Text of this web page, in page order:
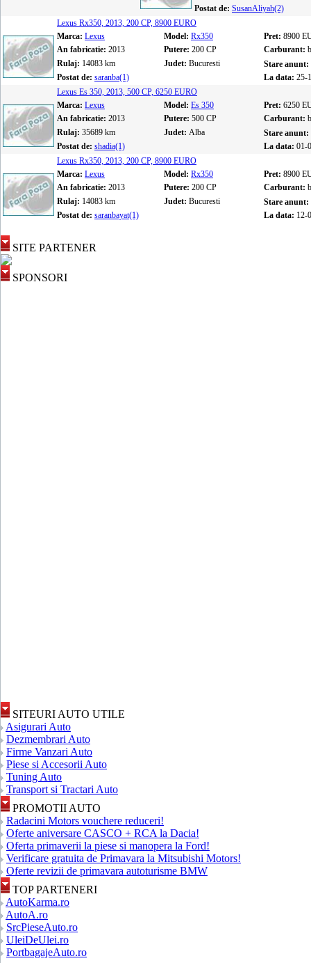
Postat de: SusanAliyah(2)
Lexus Rx350, 2013, 200 CP, 8900 EURO
Marca: Lexus Model: Rx350 Pret: 8900
An fabricatie: 2013 Putere: 200 CP Carburant:
Rulaj: 14083 km Judet: Bucuresti
Stare anunt:
Postat de: saranba(1) La data: 25-
Lexus Es 350, 2013, 500 CP, 6250 EURO
Marca: Lexus Model: Es 350 Pret: 6250
An fabricatie: 2013 Putere: 500 CP Carburant:
Rulaj: 35689 km Judet: Alba
Stare anunt:
Postat de: shadia(1) La data: 01-
Lexus Rx350, 2013, 200 CP, 8900 EURO
Marca: Lexus Model: Rx350 Pret: 8900
An fabricatie: 2013 Putere: 200 CP Carburant:
Rulaj: 14083 km Judet: Bucuresti
Stare anunt:
Postat de: saranbayat(1) La data: 12-
SITE PARTENER
SPONSORI
SITEURI AUTO UTILE
Asigurari Auto
Dezmembrari Auto
Firme Vanzari Auto
Piese si Accesorii Auto
Tuning Auto
Transport si Tractari Auto
PROMOTII AUTO
Radacini Motors vouchere reduceri!
Oferte aniversare CASCO + RCA la Dacia!
Oferta primaverii la piese si manopera la Ford!
Verificare gratuita de Primavara la Mitsubishi Motors!
Oferte revizii de primavara autoturisme BMW
TOP PARTENERI
AutoKarma.ro
AutoA.ro
SrcPieseAuto.ro
UleiDeUlei.ro
PortbagajeAuto.ro